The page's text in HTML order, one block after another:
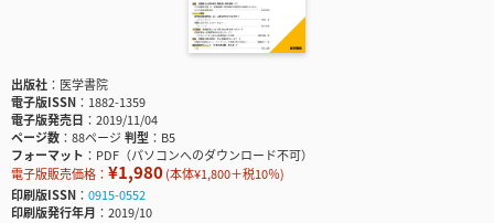
出版社
医学書院
電子版ISSN
1882-1359
電子版発売日
2019/11/04
ページ数
88ページ判型
B5
フォーマット
PDF（パソコンへのダウンロード不可）
電子版販売価格： ¥1,980(本体¥1,800＋税10％)
印刷版ISSN
0915-0552
印刷版発行年月
2019/10